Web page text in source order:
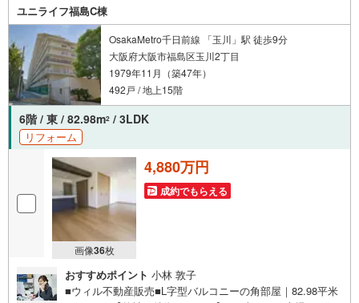
■ご予約いただくとご見学がスムーズです！
【営業時間9:00～21:00】
ご見学希望のお客様:右上の「室内・現地を見学する」をクリックして下さ
い。
資料請求希望のお客様:右上の「資料をもらう」をクリックして下さい。
【東宝ハウス江坂のポイント】
（1）不動産のご提案から資金計画・ライフシミュレーションのご相談
・無理のないライフプラン、提携による低金利住宅ローンのご提案、購入
前に知る「購入後の家族の生活」を「未来カレンダー」で見える化しま
す。
（2）ご購入後から始まる「専属FPによるファイナンシャルライフサポー
・漠然としたキャッシュフローのグラフ化、効果的な生命保険の見直し、
繰り上げ返済の効果的なタイミングなどご提案させて頂きます。
ユニライフ福島C棟
OsakaMetro千日前線 「玉川」駅 徒歩9分
大阪府大阪市福島区玉川2丁目
1979年11月（築47年）
492戸 / 地上15階
6階 / 東 / 82.98m2 / 3LDK
リフォーム
画像36枚
4,880万円
成約でもらえる
おすすめポイント 小林 敦子
■ウィル不動産販売■L字型バルコニーの角部屋｜82.98平米